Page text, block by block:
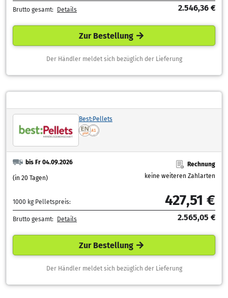
Brutto gesamt: Details 2.546,36 €
Zur Bestellung
Der Händler meldet sich bezüglich der Lieferung
Best:Pellets
bis Fr 04.09.2026
(in 20 Tagen)
Rechnung
keine weiteren Zahlarten
1000 kg Pelletspreis: 427,51 €
Brutto gesamt: Details 2.565,05 €
Zur Bestellung
Der Händler meldet sich bezüglich der Lieferung